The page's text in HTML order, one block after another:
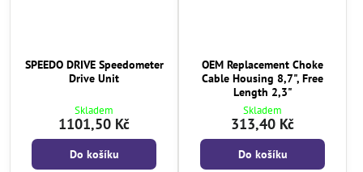
SPEEDO DRIVE Speedometer
Drive Unit
Skladem
1101,50 Kč
Do košíku
OEM Replacement Choke
Cable Housing 8,7", Free
Length 2,3"
Skladem
313,40 Kč
Do košíku